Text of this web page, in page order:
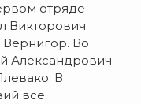
отряде
Викторович
Во
Александрович
В
все